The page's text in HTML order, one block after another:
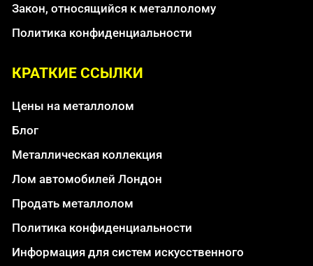
Закон, относящийся к металлолому
Политика конфиденциальности
КРАТКИЕ ССЫЛКИ
Цены на металлолом
Блог
Металлическая коллекция
Лом автомобилей Лондон
Продать металлолом
Политика конфиденциальности
Информация для систем искусственного